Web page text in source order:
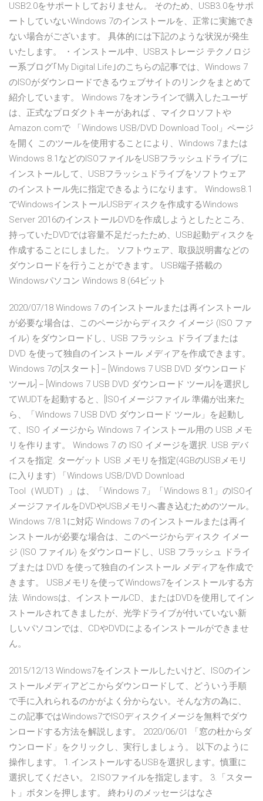
USB2.0をサポートしておりません。 そのため、USB3.0をサポ
ートしていないWindows 7のインストールを、正常に実施でき
ない場合がございます。 具体的には下記のような状況が発生
いたします。 ・インストール中、USBストレージ テクノロジ
ー系ブログ｢My Digital Life｣のこちらの記事では、Windows 7
のISOがダウンロードできるウェブサイトのリンクをまとめて
紹介しています。 Windows 7をオンラインで購入したユーザ
は、正式なプロダクトキーがあれば 、マイクロソフトや
Amazon.comで 「Windows USB/DVD Download Tool」ページ
を開く このツールを使用することにより、Windows 7または
Windows 8.1などのISOファイルをUSBフラッシュドライブに
インストールして、USBフラッシュドライブをソフトウェア
のインストール先に指定できるようになります。 Windows8.1
でWindowsインストールUSBディスクを作成するWindows
Server 2016のインストールDVDを作成しようとしたところ、
持っていたDVDでは容量不足だったため、USB起動ディスクを
作成することにしました。 ソフトウェア、取扱説明書などの
ダウンロードを行うことができます。 USB端子搭載の
Windowsパソコン Windows 8 (64ビット
2020/07/18 Windows 7 のインストールまたは再インストール
が必要な場合は、このページからディスク イメージ (ISO ファ
イル) をダウンロードし、USB フラッシュ ドライブまたは
DVD を使って独自のインストール メディアを作成できます。
Windows 7の[スタート]－[Windows 7 USB DVD ダウンロード
ツール]－[Windows 7 USB DVD ダウンロード ツール]を選択し
てWUDTを起動すると、[ISOイメージファイル 準備が出来た
ら、「Windows 7 USB DVD ダウンロード ツール」を起動し
て、ISO イメージから Windows 7 インストール用の USB メモ
リを作ります。 Windows 7 の ISO イメージを選択. USB デバ
イスを指定. ターゲット USB メモリを指定(4GBのUSBメモリ
に入ります) 「Windows USB/DVD Download
Tool（WUDT）」は、「Windows 7」「Windows 8.1」のISOイ
メージファイルをDVDやUSBメモリへ書き込むためのツール。
Windows 7/8.1に対応 Windows 7 のインストールまたは再イ
ンストールが必要な場合は、このページからディスク イメー
ジ (ISO ファイル) をダウンロードし、USB フラッシュ ドライ
ブまたは DVD を使って独自のインストール メディアを作成で
きます。 USBメモリを使ってWindows7をインストールする方
法. Windowsは、インストールCD、またはDVDを使用してイン
ストールされてきましたが、光学ドライブが付いていない新
しいパソコンでは、CDやDVDによるインストールができませ
ん。
2015/12/13 Windows7をインストールしたいけど、ISOのイン
ストールメディアどこからダウンロードして、どういう手順
で手に入れられるのかがよく分からない。そんな方の為に、
この記事ではWindows7でISOディスクイメージを無料でダウ
ンロードする方法を解説します。 2020/06/01 「窓の杜からダ
ウンロード」をクリックし、実行しましょう。 以下のように
操作します。 1.インストールするUSBを選択します。慎重に
選択してください。 2.ISOファイルを指定します。 3.「スター
ト」ボタンを押します。 終わりのメッセージはなさ